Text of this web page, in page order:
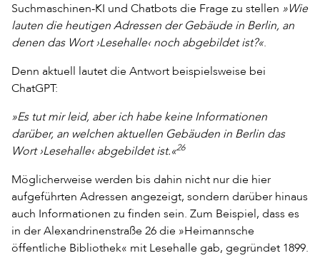
Suchmaschinen-KI und Chatbots die Frage zu stellen »Wie
lauten die heutigen Adressen der Gebäude in Berlin, an
denen das Wort ›Lesehalle‹ noch abgebildet ist?«.
Denn aktuell lautet die Antwort beispielsweise bei
ChatGPT:
»Es tut mir leid, aber ich habe keine Informationen
darüber, an welchen aktuellen Gebäuden in Berlin das
Wort ›Lesehalle‹ abgebildet ist.«26
Möglicherweise werden bis dahin nicht nur die hier
aufgeführten Adressen angezeigt, sondern darüber hinaus
auch Informationen zu finden sein. Zum Beispiel, dass es
in der Alexandrinenstraße 26 die »Heimannsche
öffentliche Bibliothek« mit Lesehalle gab, gegründet 1899.